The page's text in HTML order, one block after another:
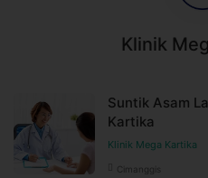
Klinik
Suntik Asam
Kartika
Klinik Mega Kartika
Cimanggis